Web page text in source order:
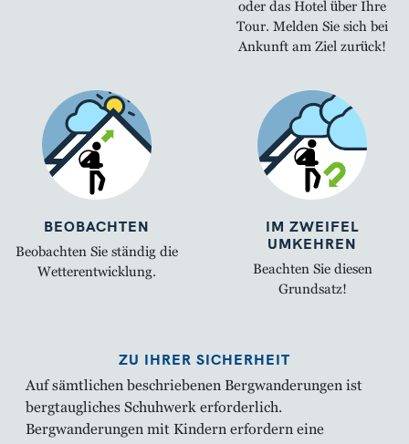
oder das Hotel über Ihre
Tour. Melden Sie sich bei
Ankunft am Ziel zurück!
BEOBACHTEN
Beobachten Sie ständig die
Wetterentwicklung.
IM ZWEIFEL
UMKEHREN
Beachten Sie diesen
Grundsatz!
ZU IHRER SICHERHEIT
Auf sämtlichen beschriebenen Bergwanderungen ist
bergtaugliches Schuhwerk erforderlich.
Bergwanderungen mit Kindern erfordern eine